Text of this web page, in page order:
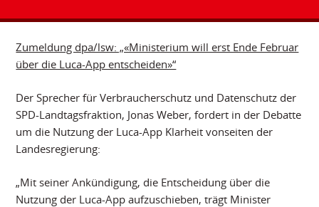
Zumeldung dpa/lsw: „«Ministerium will erst Ende Februar
über die Luca-App entscheiden»“
Der Sprecher für Verbraucherschutz und Datenschutz der
SPD-Landtagsfraktion, Jonas Weber, fordert in der Debatte
um die Nutzung der Luca-App Klarheit vonseiten der
Landesregierung:
„Mit seiner Ankündigung, die Entscheidung über die
Nutzung der Luca-App aufzuschieben, trägt Minister